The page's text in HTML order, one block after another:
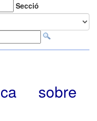
Secció
sobre